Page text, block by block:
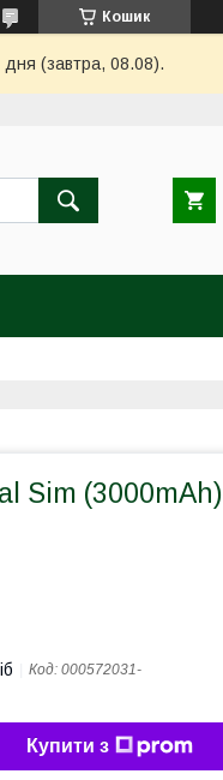
Кошик
дня (завтра, 08.08).
Sim (3000mAh)
Код: 000572031-
Купити з